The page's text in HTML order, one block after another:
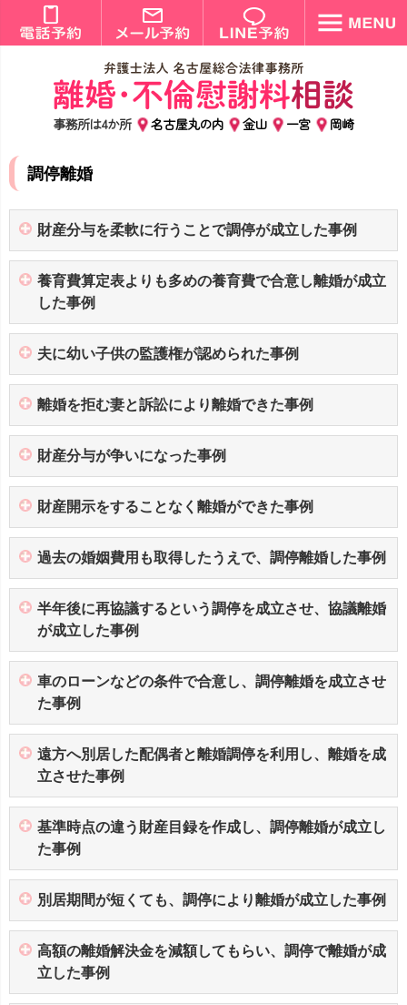
事務所は4か所 名古屋丸の内 金山 一宮 岡崎
調停離婚
財産分与を柔軟に行うことで調停が成立した事例
養育費算定表よりも多めの養育費で合意し離婚が成立
した事例
夫に幼い子供の監護権が認められた事例
離婚を拒む妻と訴訟により離婚できた事例
財産分与が争いになった事例
財産開示をすることなく離婚ができた事例
過去の婚姻費用も取得したうえで、調停離婚した事例
半年後に再協議するという調停を成立させ、協議離婚
が成立した事例
車のローンなどの条件で合意し、調停離婚を成立させ
た事例
遠方へ別居した配偶者と離婚調停を利用し、離婚を成
立させた事例
基準時点の違う財産目録を作成し、調停離婚が成立し
た事例
別居期間が短くても、調停により離婚が成立した事例
高額の離婚解決金を減額してもらい、調停で離婚が成
立した事例